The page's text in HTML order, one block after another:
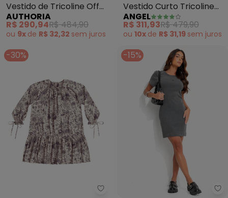
Vestido de Tricoline Off
White (Off White)
AUTHORIA
R$ 290,94R$ 484,90
ou 9x de R$ 32,32 sem juros
Vestido Curto Tricoline
Estampada (Preto)
ANGEL
R$ 311,93R$ 479,90
ou 10x de R$ 31,19 sem juros
-30%
Angel - Vestido Curto Viscose
-15%